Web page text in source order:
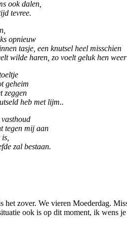
ook dalen,
tevree.
opnieuw
tasje, een knutsel heel misschien
wilde haren, zo voelt geluk hen
geheim
zeggen
heb met lijm..
tegen mij aan
zal bestaan.
het zover. We vieren Moederdag.
ook is op dit moment, ik wens